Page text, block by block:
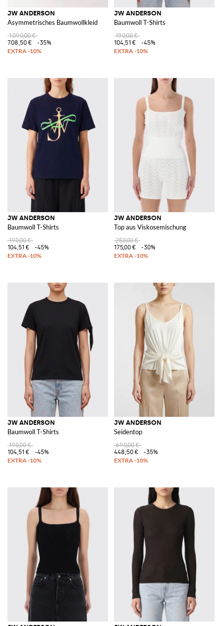
JW ANDERSON
Asymmetrisches Baumwollkleid
1.090,00 €
708,50 €
-35%
JW ANDERSON
Baumwoll T-Shirts
190,00 €
104,51 €
-45%
JW ANDERSON
Baumwoll T-Shirts
190,00 €
104,51 €
-45%
JW ANDERSON
Top aus Viskosemischung
250,00 €
175,00 €
-30%
JW ANDERSON
Baumwoll T-Shirts
190,00 €
104,51 €
-45%
JW ANDERSON
Seidentop
690,00 €
448,50 €
-35%